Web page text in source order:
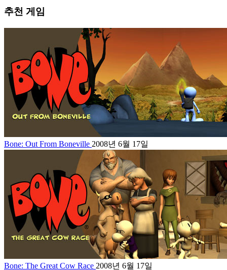
추천 게임
Bone: Out From Boneville 2008년 6월 17일
Bone: The Great Cow Race 2008년 6월 17일